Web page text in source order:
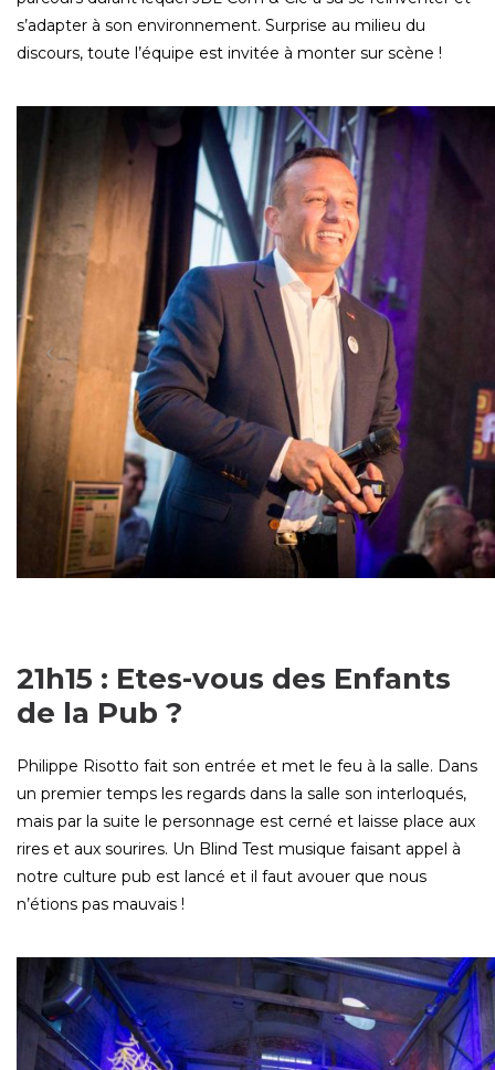
s’adapter à son environnement. Surprise au milieu du
discours, toute l’équipe est invitée à monter sur scène !
21h15 : Etes-vous des Enfants
de la Pub ?
Philippe Risotto fait son entrée et met le feu à la salle. Dans
un premier temps les regards dans la salle son interloqués,
mais par la suite le personnage est cerné et laisse place aux
rires et aux sourires. Un Blind Test musique faisant appel à
notre culture pub est lancé et il faut avouer que nous
n’étions pas mauvais !